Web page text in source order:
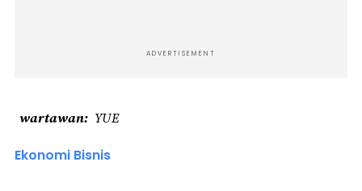
ADVERTISEMENT
wartawan YUE
Ekonomi Bisnis